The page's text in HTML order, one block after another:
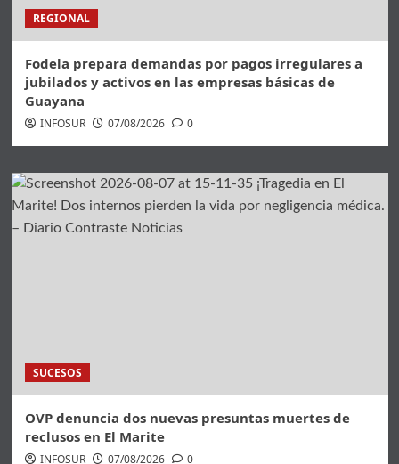
REGIONAL
Fodela prepara demandas por pagos irregulares a
jubilados y activos en las empresas básicas de
Guayana
INFOSUR 07/08/2026 0
SUCESOS
OVP denuncia dos nuevas presuntas muertes de
reclusos en El Marite
INFOSUR 07/08/2026 0